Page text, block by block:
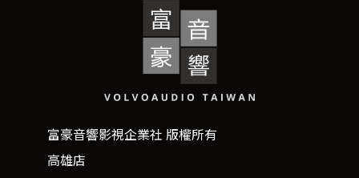
富豪音響影視企業社 版權所有
高雄店